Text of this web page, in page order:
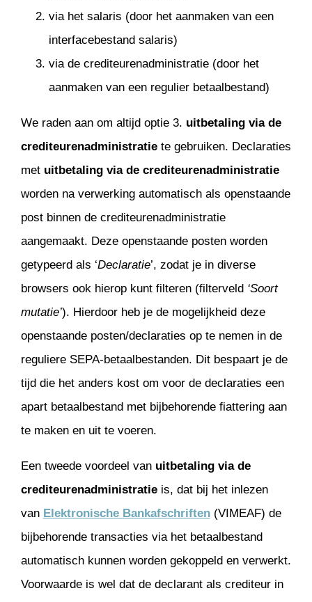
via het salaris (door het aanmaken van een
interfacebestand salaris)
via de crediteurenadministratie (door het
aanmaken van een regulier betaalbestand)
We raden aan om altijd optie 3. uitbetaling via de
crediteurenadministratie te gebruiken. Declaraties
met uitbetaling via de crediteurenadministratie
worden na verwerking automatisch als openstaande
post binnen de crediteurenadministratie
aangemaakt. Deze openstaande posten worden
getypeerd als ‘Declaratie’, zodat je in diverse
browsers ook hierop kunt filteren (filterveld ‘Soort
mutatie’). Hierdoor heb je de mogelijkheid deze
openstaande posten/declaraties op te nemen in de
reguliere SEPA-betaalbestanden. Dit bespaart je de
tijd die het anders kost om voor de declaraties een
apart betaalbestand met bijbehorende fiattering aan
te maken en uit te voeren.
Een tweede voordeel van uitbetaling via de
crediteurenadministratie is, dat bij het inlezen
van Elektronische Bankafschriften(VIMEAF) de
bijbehorende transacties via het betaalbestand
automatisch kunnen worden gekoppeld en verwerkt.
Voorwaarde is wel dat de declarant als crediteur in